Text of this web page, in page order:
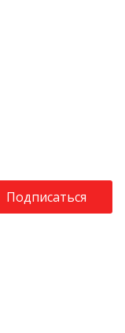
Подписаться